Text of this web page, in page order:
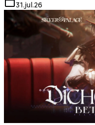
31.jul.26